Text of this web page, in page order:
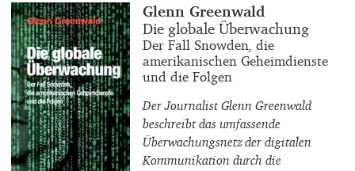
Buchautor_innen
Glenn Greenwald
Buchtitel
Die globale Überwachung
Buchuntertitel
Der Fall Snowden, die
amerikanischen Geheimdienste
und die Folgen
Der Journalist Glenn Greenwald
beschreibt das umfassende
Überwachungsnetz der digitalen
Kommunikation durch die